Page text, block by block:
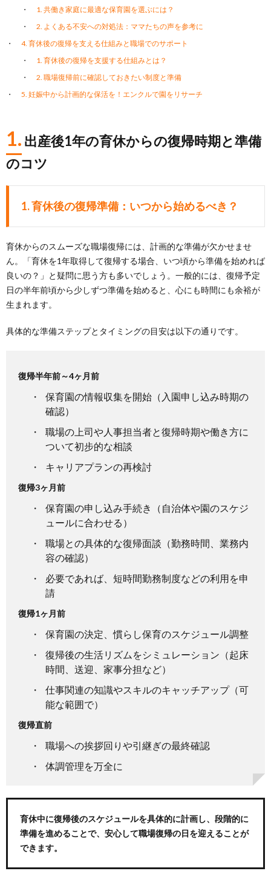
1. 共働き家庭に最適な保育園を選ぶには？
2. よくある不安への対処法：ママたちの声を参考に
4. 育休後の復帰を支える仕組みと職場でのサポート
1. 育休後の復帰を支援する仕組みとは？
2. 職場復帰前に確認しておきたい制度と準備
5. 妊娠中から計画的な保活を！エンクルで園をリサーチ
1. 出産後1年の育休からの復帰時期と準備
のコツ
1. 育休後の復帰準備：いつから始めるべき？
育休からのスムーズな職場復帰には、計画的な準備が欠かせませ
ん。「育休を1年取得して復帰する場合、いつ頃から準備を始めれば
良いの？」と疑問に思う方も多いでしょう。一般的には、復帰予定
日の半年前頃から少しずつ準備を始めると、心にも時間にも余裕が
生まれます。
具体的な準備ステップとタイミングの目安は以下の通りです。
復帰半年前～4ヶ月前
保育園の情報収集を開始（入園申し込み時期の
確認）
職場の上司や人事担当者と復帰時期や働き方に
ついて初步的な相談
キャリアプランの再検討
復帰3ヶ月前
保育園の申し込み手続き（自治体や園のスケジ
ュールに合わせる）
職場との具体的な復帰面談（勤務時間、業務内
容の確認）
必要であれば、短時間勤務制度などの利用を申
請
復帰1ヶ月前
保育園の決定、慣らし保育のスケジュール調整
復帰後の生活リズムをシミュレーション（起床
時間、送迎、家事分担など）
仕事関連の知識やスキルのキャッチアップ（可
能な範囲で）
復帰直前
職場への挨拶回りや引継ぎの最終確認
体調管理を万全に
育休中に復帰後のスケジュールを具体的に計画し、段階的に
準備を進めることで、安心して職場復帰の日を迎えることが
できます。